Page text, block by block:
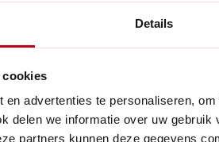
Details
cookies
advertenties te personaliseren,
delen we informatie over uw
partners kunnen deze gegevens
Kijk eens naar
tegen de gevel, op
kast. Met zijn
een slimme
grenen met essen
je je favoriete